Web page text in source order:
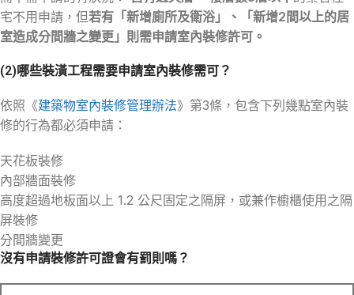
宅不用申請，但若有「新增廁所及衛浴」、「新增2間以上的居
室造成分間牆之變更」則需申請室內裝修許可。
(2)哪些裝潢工程需要申請室內裝修需可？
依照《建築物室內裝修管理辦法》第3條，包含下列幾點室內裝
修的行為都必須申請：
天花板裝修
內部牆面裝修
高度超過地板面以上 1.2 公尺固定之隔屏，或兼作櫥櫃使用之隔
屏裝修
分間牆變更
沒有申請裝修許可證會有罰則嗎？